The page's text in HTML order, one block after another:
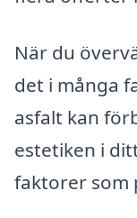
När du
det i många
asfalt kan
estetiken i
faktorer som